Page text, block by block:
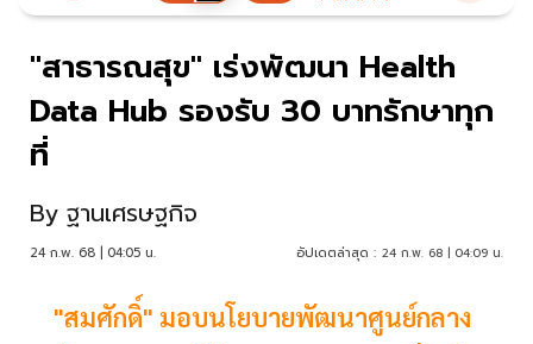
"สาธารณสุข" เร่งพัฒนา Health
Data Hub รองรับ 30 บาทรักษาทุก
ที่
By ฐานเศรษฐกิจ
24 ก.พ. 68 | 04:05 น. อัปเดตล่าสุด : 24 ก.พ. 68 | 04:09 น.
"สมศักดิ์" มอบนโยบายพัฒนาศูนย์กลาง